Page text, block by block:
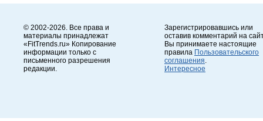
© 2002-2026. Все права и
материалы принадлежат
«FitTrends.ru» Копирование
информации только с
письменного разрешения
редакции.
Зарегистрировавшись или
оставив комментарий на
Вы принимаете настоящие
правила Пользовательского
соглашения
Интересное